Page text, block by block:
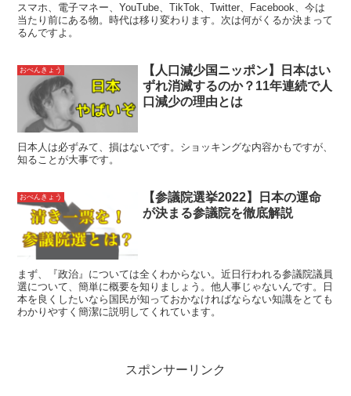
スマホ、電子マネー、YouTube、TikTok、Twitter、Facebook、今は
当たり前にある物。時代は移り変わります。次は何がくるか決まって
るんですよ。
おべんきょう
【人口減少国ニッポン】日本はい
ずれ消滅するのか？11年連続で人
口減少の理由とは
日本人は必ずみて、損はないです。ショッキングな内容かもですが、
知ることが大事です。
おべんきょう
【参議院選挙2022】日本の運命
が決まる参議院を徹底解説
まず、『政治』については全くわからない。近日行われる参議院議員
選について、簡単に概要を知りましょう。他人事じゃないんです。日
本を良くしたいなら国民が知っておかなければならない知識をとても
わかりやすく簡潔に説明してくれています。
スポンサーリンク